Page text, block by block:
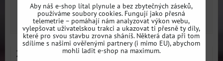
ZVOLTE VARIANTU
226226A Sada silentbloků přední nápravy SPORT
Aby náš e-shop lítal plynule a bez zbytečných záseků,
používáme soubory cookies. Fungují jako přesná
telemetrie – pomáhají nám analyzovat výkon webu,
vylepšovat uživatelskou trakci a ukazovat ti přesně ty díly,
které pro svou stavbu zrovna sháníš. Některá data při tom
sdílíme s našimi ověřenými partnery (i mimo EU), abychom
mohli ladit e-shop na maximum.